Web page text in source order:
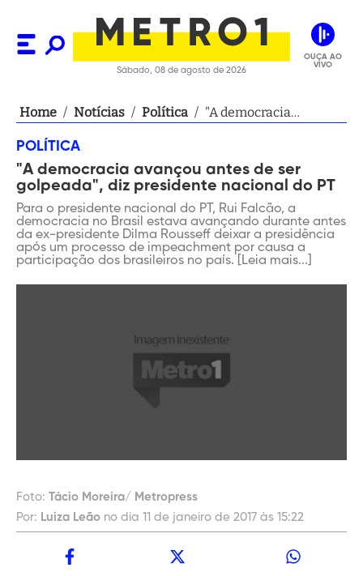
Sábado, 08 de agosto de 2026
OUÇA AO
VIVO
Home / Notícias / Política / "A democracia
presidente nacional do
PT
POLÍTICA
"A democracia avançou antes de ser
golpeada", diz presidente nacional do PT
Para o presidente nacional do PT, Rui Falcão, a
democracia no Brasil estava avançando durante antes
da ex-presidente Dilma Rousseff deixar a presidência
após um processo de impeachment por causa a
participação dos brasileiros no país. [Leia mais...]
Foto: Tácio Moreira/ Metropress
Por: Luiza Leão no dia 11 de janeiro de 2017 às 15:22